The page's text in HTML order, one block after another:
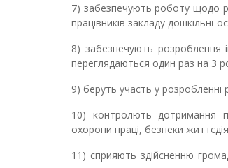
7) забезпечують роботу щодо
працівників закладу дошкільнї
8) забезпечують розроблення
переглядаються один раз на 3
9) беруть участь у розробленні
10) контролють дотримання
охорони праці, безпеки
11) сприяють здійсненню